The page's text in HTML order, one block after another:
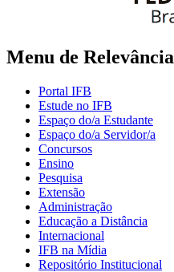
Menu de Relevância
Portal IFB
Estude no IFB
Espaço do/a Estudante
Espaço do/a Servidor/a
Concursos
Ensino
Pesquisa
Extensão
Administração
Educação a Distância
Internacional
IFB na Mídia
Repositório Institucional